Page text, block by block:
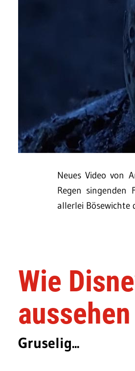
Neues Video von
Regen
allerlei Bösewichte
Wie
Gruselig...